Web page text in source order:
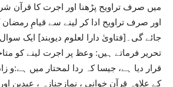
میں صرف تراویح پڑھنا اور اجرت کا قرآن
اور صرف تراویح ادا کر لینے سے قیامِ
جائے گی۔[فتاویٰ دارا لعلوم دیوبند] ایک
تحریر فرماتے ہیں: وعظ پر اجرت لینے کو
قرار دیا ہے، جیسا کہ ردا لمحتار میں ہے:و
کے علاوہ قرآن خوانی ، نمازِجنازہ ، عیدین